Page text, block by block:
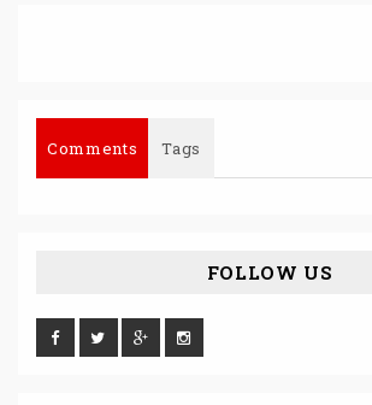
Comments Tags
FOLLOW US